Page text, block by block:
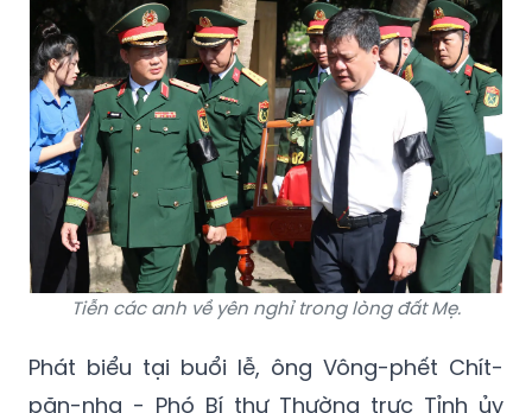
Tiễn các anh về yên nghỉ trong lòng đất Mẹ.
Phát biểu tại buổi lễ, ông Vông-phết Chít-
păn-nha - Phó Bí thư Thường trực Tỉnh ủy